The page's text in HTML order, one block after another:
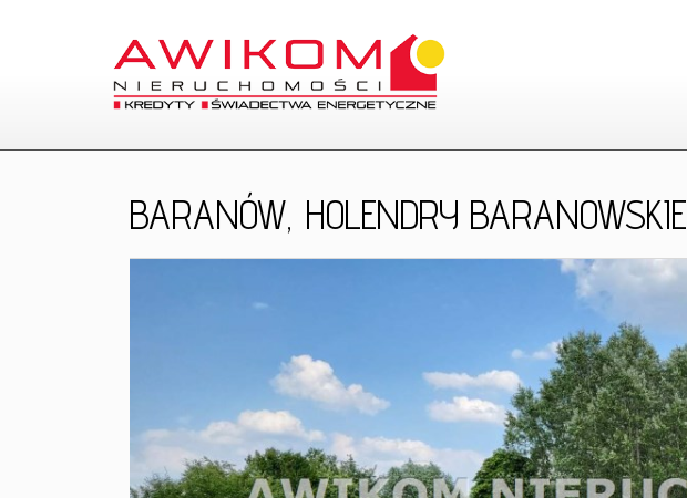
BARANÓW, HOLENDRY BARANOWSKIE